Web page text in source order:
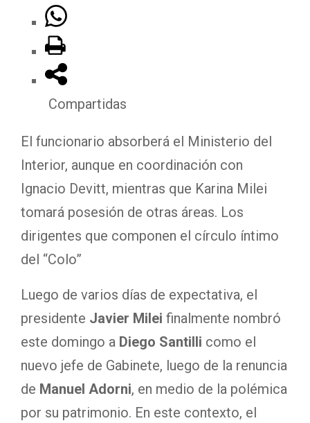
Compartidas
El funcionario absorberá el Ministerio del
Interior, aunque en coordinación con
Ignacio Devitt, mientras que Karina Milei
tomará posesión de otras áreas. Los
dirigentes que componen el círculo íntimo
del “Colo”
Luego de varios días de expectativa, el
presidente Javier Milei finalmente nombró
este domingo a Diego Santilli como el
nuevo jefe de Gabinete, luego de la renuncia
de Manuel Adorni, en medio de la polémica
por su patrimonio. En este contexto, el